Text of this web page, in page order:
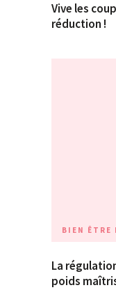
Vive les
réduction !
BIEN ÊTRE
La
poids